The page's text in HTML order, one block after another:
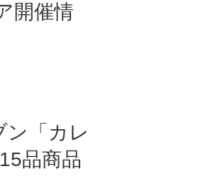
開催情
ン「カレ
品商品